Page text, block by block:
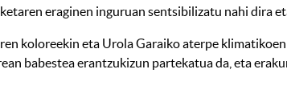
eraginen inguruan sentsibilizatu nahi dira
koloreekin eta Urola Garaiko aterpe
babestea erantzukizun partekatua da, eta